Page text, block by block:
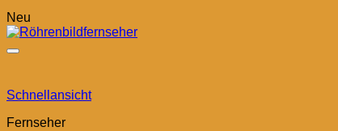
Neu
Schnellansicht
Fernseher